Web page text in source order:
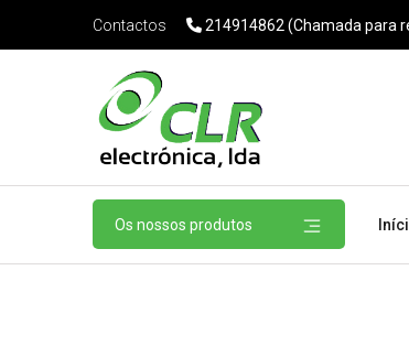
Contactos 214914862 (Chamada para
Os nossos produtos